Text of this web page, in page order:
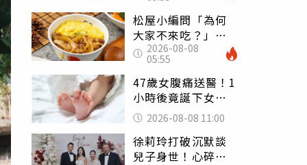
松屋小編問「為何
大家不來吃？」
一票人點出3大問
題：滿手好牌打到
爛
2026-08-08
05:55
47歲女腹痛送醫！1
小時後竟誕下女
嬰 26歲女兒：以
為只是變胖
2026-08-08 11:00
徐莉玲打破沉默談
兒子身世！心碎揭